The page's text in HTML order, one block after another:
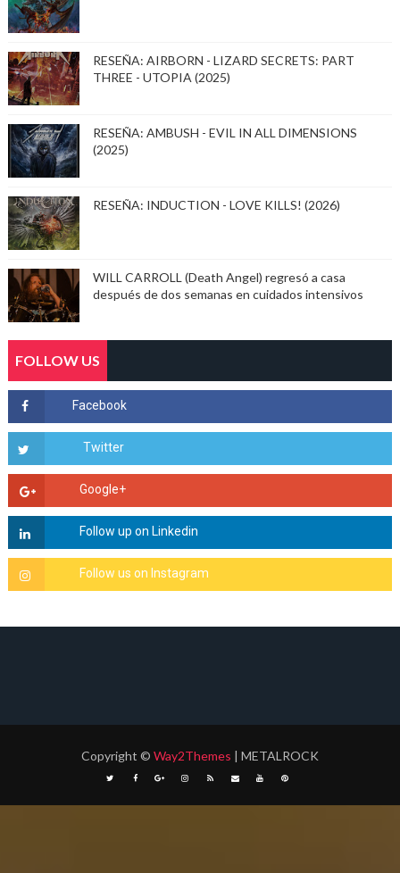
RESEÑA: AIRBORN - LIZARD SECRETS: PART
THREE - UTOPIA (2025)
RESEÑA: AMBUSH - EVIL IN ALL DIMENSIONS
(2025)
RESEÑA: INDUCTION - LOVE KILLS! (2026)
WILL CARROLL (Death Angel) regresó a casa
después de dos semanas en cuidados intensivos
FOLLOW US
Copyright © Way2Themes | METALROCK